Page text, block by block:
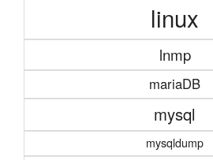
linux
lnmp
mariaDB
mysql
mysqldump